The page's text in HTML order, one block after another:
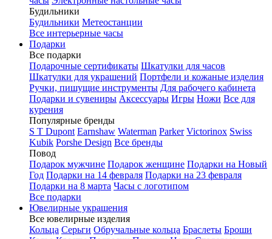
Будильники
Будильники Метеостанции
Все интерьерные часы
Подарки
Все подарки
Подарочные сертификаты Шкатулки для часов
Шкатулки для украшений Портфели и кожаные изделия
Ручки, пишущие инструменты Для рабочего кабинета
Подарки и сувениры Аксессуары Игры Ножи Все для
курения
Популярные бренды
S T Dupont Earnshaw Waterman Parker Victorinox Swiss
Kubik Porshe Design Все бренды
Повод
Подарок мужчине Подарок женщине Подарки на Новый
Год Подарки на 14 февраля Подарки на 23 февраля
Подарки на 8 марта Часы с логотипом
Все подарки
Ювелирные украшения
Все ювелирные изделия
Кольца Серьги Обручальные кольца Браслеты Броши